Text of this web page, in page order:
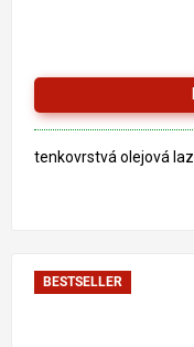
tenkovrstvá olejová
BESTSELLER